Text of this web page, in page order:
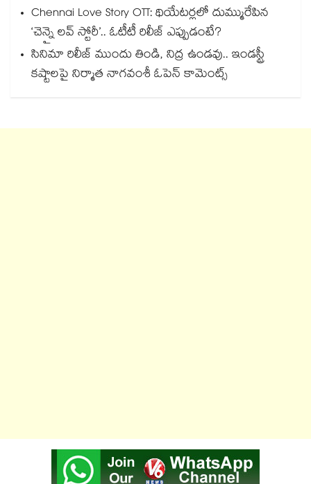
Chennai Love Story OTT: థియేటర్లలో దుమ్మురేపిన
‘చెన్నై లవ్ స్టోరీ’.. ఓటీటీ రిలీజ్ ఎప్పుడంటే?
సినిమా రిలీజ్ ముందు తిండి, నిద్ర ఉండవు.. ఇండస్ట్రీ
కష్టాలపై నిర్మాత నాగవంశీ ఓపెన్ కామెంట్స్